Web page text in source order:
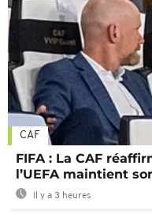
CAF
FIFA : La CAF
l’UEFA maintient
Il y a 3 heures